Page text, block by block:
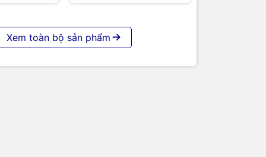
Xem toàn bộ sản phẩm